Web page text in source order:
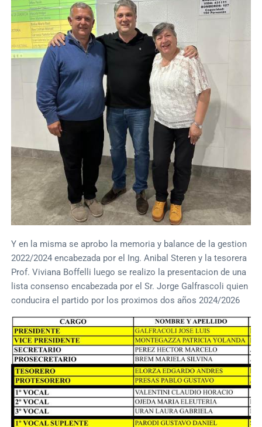
Y en la misma se aprobo la memoria y balance de la gestion
2022/2024 encabezada por el Ing. Anibal Steren y la tesorera
Prof. Viviana Boffelli luego se realizo la presentacion de una
lista consenso encabezada por el Sr. Jorge Galfrascoli quien
conducira el partido por los proximos dos años 2024/2026